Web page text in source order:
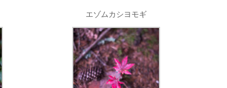
エゾムカシヨモギ